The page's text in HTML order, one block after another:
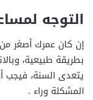
التوجه
إن كان عمرك أصغر من
بطريقة طبيعية،
يتعدى السنة، فيجب
المشكلة وراء .